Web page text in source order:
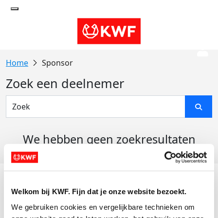
Welkom bij KWF. Fijn dat je onze website bezoekt.
We gebruiken cookies en vergelijkbare technieken om
Sponsor
Zoek een deelnemer
We hebben geen zoekresultaten
Actiematerialen
Evenementen